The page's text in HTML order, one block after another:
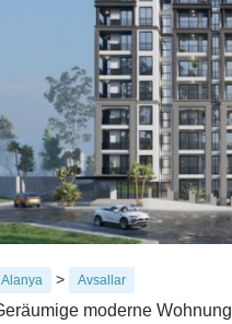
Alanya > Avsallar
moderne